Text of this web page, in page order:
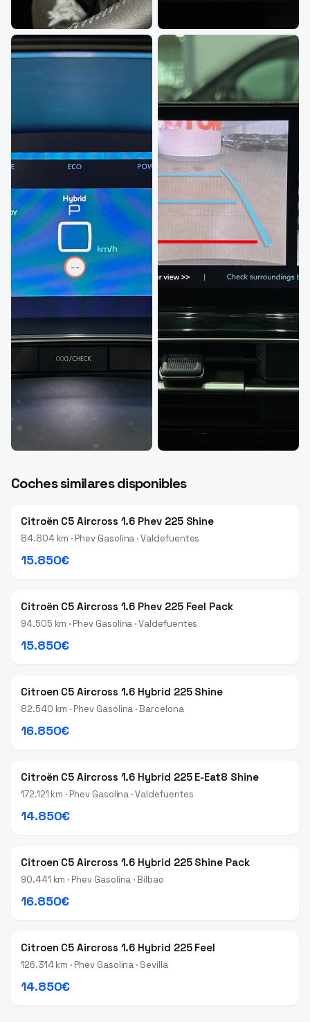
Coches similares disponibles
Citroën C5 Aircross 1.6 Phev 225 Shine
84.804 km · Phev Gasolina · Valdefuentes
15.850€
Citroën C5 Aircross 1.6 Phev 225 Feel Pack
94.505 km · Phev Gasolina · Valdefuentes
15.850€
Citroen C5 Aircross 1.6 Hybrid 225 Shine
82.540 km · Phev Gasolina · Barcelona
16.850€
Citroën C5 Aircross 1.6 Hybrid 225 E-Eat8 Shine
172.121 km · Phev Gasolina · Valdefuentes
14.850€
Citroen C5 Aircross 1.6 Hybrid 225 Shine Pack
90.441 km · Phev Gasolina · Bilbao
16.850€
Citroen C5 Aircross 1.6 Hybrid 225 Feel
126.314 km · Phev Gasolina · Sevilla
14.850€